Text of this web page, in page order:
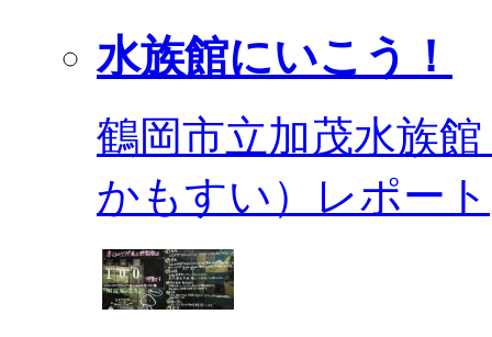
水族館にいこう！
鶴岡市立加茂水族
かもすい）レポート